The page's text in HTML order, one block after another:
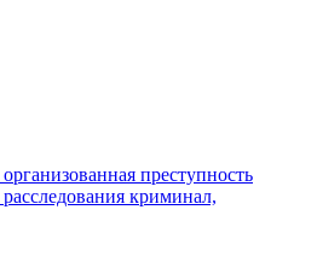
организованная преступность
расследования криминал,